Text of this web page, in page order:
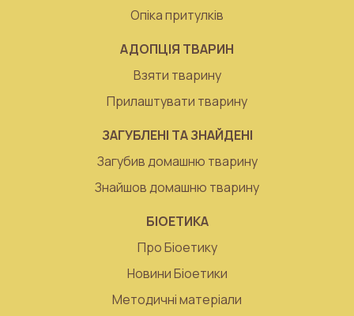
Опіка притулків
АДОПЦІЯ ТВАРИН
Взяти тварину
Прилаштувати тварину
ЗАГУБЛЕНІ ТА ЗНАЙДЕНІ
Загубив домашню тварину
Знайшов домашню тварину
БІОЕТИКА
Про Біоетику
Новини Біоетики
Методичні матеріали